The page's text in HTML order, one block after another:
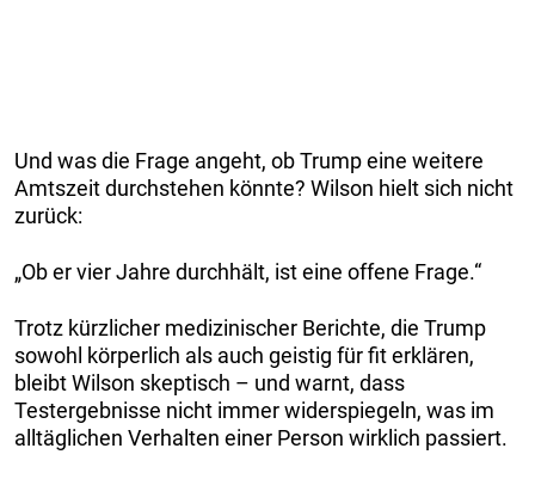
Und was die Frage angeht, ob Trump eine weitere
Amtszeit durchstehen könnte? Wilson hielt sich nicht
zurück:
„Ob er vier Jahre durchhält, ist eine offene Frage.“
Trotz kürzlicher medizinischer Berichte, die Trump
sowohl körperlich als auch geistig für fit erklären,
bleibt Wilson skeptisch – und warnt, dass
Testergebnisse nicht immer widerspiegeln, was im
alltäglichen Verhalten einer Person wirklich passiert.